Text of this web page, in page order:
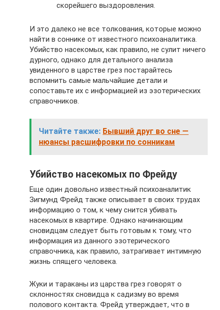
скорейшего выздоровления.
И это далеко не все толкования, которые можно
найти в соннике от известного психоаналитика.
Убийство насекомых, как правило, не сулит ничего
дурного, однако для детального анализа
увиденного в царстве грез постарайтесь
вспомнить самые мальчайшие детали и
сопоставьте их с информацией из эзотерических
справочников.
Читайте также: Бывший друг во сне —
нюансы расшифровки по сонникам
Убийство насекомых по Фрейду
Еще один довольно известный психоаналитик
Зигмунд Фрейд также описывает в своих трудах
информацию о том, к чему снится убивать
насекомых в квартире. Однако начинающим
сновидцам следует быть готовым к тому, что
информация из данного эзотерического
справочника, как правило, затрагивает интимную
жизнь спящего человека.
Жуки и тараканы из царства грез говорят о
склонностях сновидца к садизму во время
полового контакта. Фрейд утверждает, что в